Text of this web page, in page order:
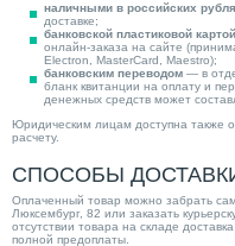
наличными в российских
доставке;
банковской пластиковой картой
онлайн-заказа на сайте
Electron, MasterCard, Maestro);
банковским переводом — в
бланк квитанции на оплату и
денежных средств может
Юридическим лицам доступна также
расчету.
СПОСОБЫ
Оплаченный товар можно забрать
Люксембург, 82 или заказать
отсутствии товара на складе
полной предоплаты.